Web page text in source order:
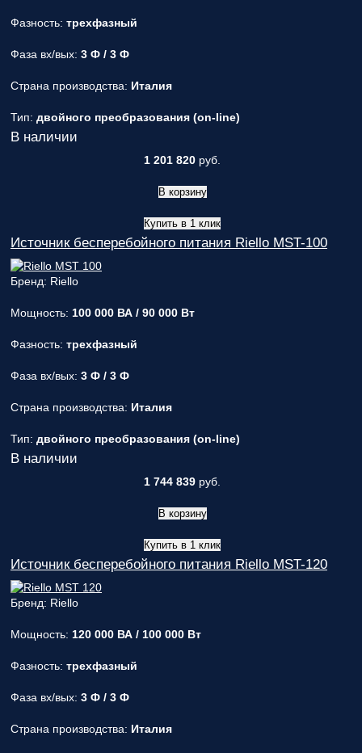
Фазность: трехфазный
Фаза вх/вых: 3 Ф / 3 Ф
Страна производства: Италия
Тип: двойного преобразования (on-line)
В наличии
1 201 820 руб.
В корзину
Купить в 1 клик
Источник бесперебойного питания Riello MST-100
Бренд: Riello
Мощность: 100 000 ВА / 90 000 Вт
Фазность: трехфазный
Фаза вх/вых: 3 Ф / 3 Ф
Страна производства: Италия
Тип: двойного преобразования (on-line)
В наличии
1 744 839 руб.
В корзину
Купить в 1 клик
Источник бесперебойного питания Riello MST-120
Бренд: Riello
Мощность: 120 000 ВА / 100 000 Вт
Фазность: трехфазный
Фаза вх/вых: 3 Ф / 3 Ф
Страна производства: Италия